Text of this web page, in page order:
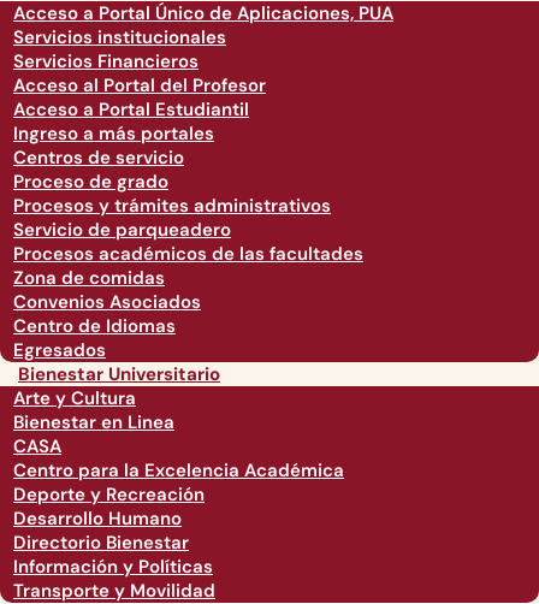
Acceso a Portal Único de Aplicaciones, PUA
Servicios institucionales
Servicios Financieros
Acceso al Portal del Profesor
Acceso a Portal Estudiantil
Ingreso a más portales
Centros de servicio
Proceso de grado
Procesos y trámites administrativos
Servicio de parqueadero
Procesos académicos de las facultades
Zona de comidas
Convenios Asociados
Centro de Idiomas
Egresados
Bienestar Universitario
Arte y Cultura
Bienestar en Linea
CASA
Centro para la Excelencia Académica
Deporte y Recreación
Desarrollo Humano
Directorio Bienestar
Información y Políticas
Transporte y Movilidad